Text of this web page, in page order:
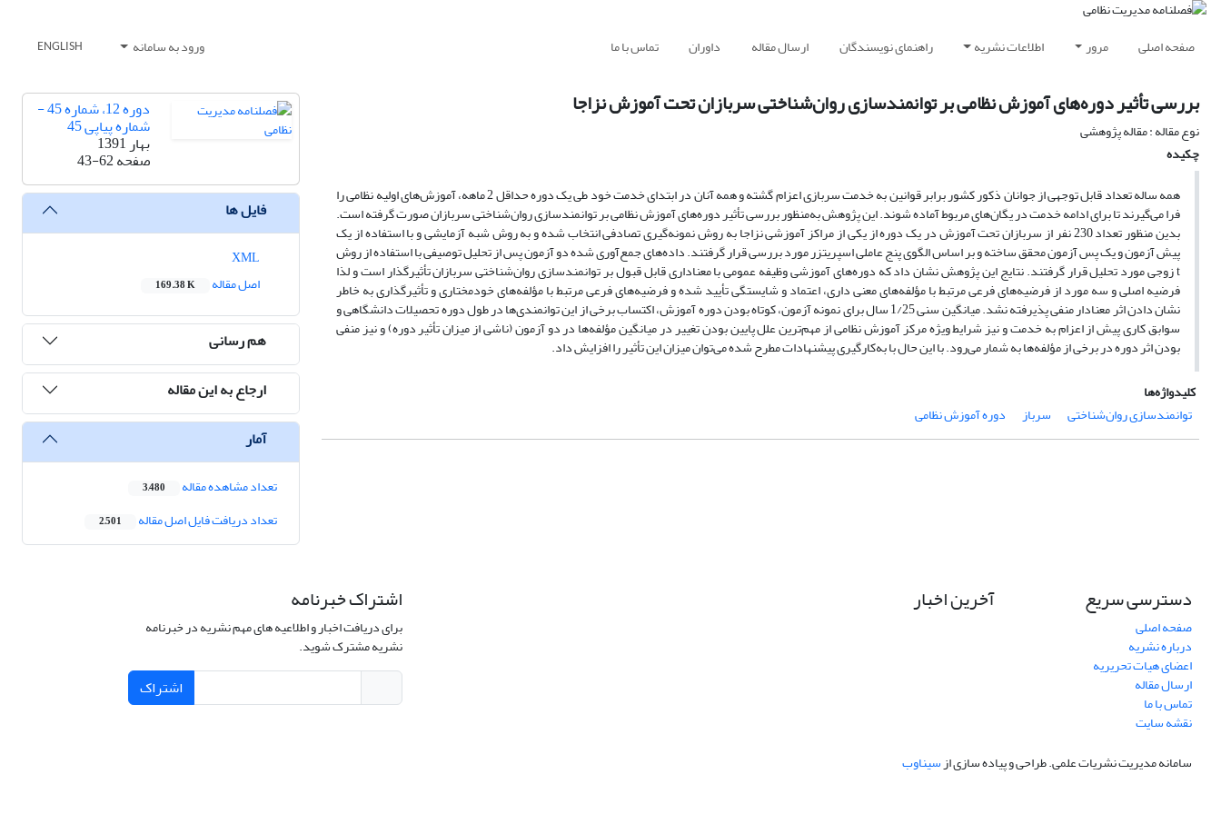
صفحه اصلی مرور اطلاعات نشریه راهنمای نویسندگان ارسال مقاله داوران تماس با ما ورود به سامانه ENGLISH
بررسی تأثیر دوره‌های آموزش نظامی بر توانمندسازی روان‌شناختی سربازان تحت آموزش نزاجا
نوع مقاله : مقاله پژوهشی
چکیده
همه ساله تعداد قابل توجهی از جوانان ذکور کشور برابر قوانین به خدمت سربازی اعزام گشته و همه آنان در ابتدای خدمت خود طی یک دوره حداقل 2 ماهه، آموزش‌های اولیه نظامی را
فرا می‌گیرند تا برای ادامه خدمت در یگان‌های مربوط آماده شوند. این پژوهش به‌منظور بررسی تأثیر دوره‌های آموزش نظامی بر توانمندسازی روان‌شناختی سربازان صورت گرفته است.
بدین منظور تعداد 230 نفر از سربازان تحت آموزش در یک دوره از یکی از مراکز آموزشی نزاجا به روش نمونه‌گیری تصادفی انتخاب شده و به روش شبه آزمایشی و با استفاده از یک
پیش آزمون و یک پس آزمون محقق ساخته و بر اساس الگوی پنج عاملی اسپریتزر مورد بررسی قرار گرفتند. داده‌های جمع‌آوری شده دو آزمون پس از تحلیل توصیفی با استفاده از روش
t زوجی مورد تحلیل قرار گرفتند. نتایج این پژوهش نشان داد که دوره‌های آموزشی وظیفه عمومی با معناداری قابل قبول بر توانمندسازی روان‌شناختی سربازان تأثیرگذار است و لذا
فرضیه اصلی و سه مورد از فرضیه‌های فرعی مرتبط با مؤلفه‌های معنی داری، اعتماد و شایستگی تأیید شده و فرضیه‌های فرعی مرتبط با مؤلفه‌های خودمختاری و تأثیرگذاری به خاطر
نشان دادن اثر معنادار منفی پذیرفته نشد. میانگین سنی 1/25 سال برای نمونه آزمون، کوتاه بودن دوره آموزش، اکتساب برخی از این توانمندی‌ها در طول دوره تحصیلات دانشگاهی و
سوابق کاری پیش از اعزام به خدمت و نیز شرایط ویژه مرکز آموزش نظامی از مهم‌ترین علل پایین بودن تغییر در میانگین مؤلفه‌ها در دو آزمون (ناشی از میزان تأثیر دوره) و نیز منفی
بودن اثر دوره در برخی از مؤلفه‌ها به شمار می‌رود. با این حال با به‌کار‌گیری پیشنهادات مطرح شده می‌توان میزان این تأثیر را افزایش داد.
کلیدواژه‌ها
توانمندسازی روان‌شناختی
سرباز دوره آموزش نظامی
دوره 12، شماره 45 -
شماره پیاپی 45
بهار 1391
صفحه43-62
فایل ها
اصل مقاله
169.38 K
هم رسانی
ارجاع به این مقاله
آمار
تعداد مشاهده مقاله 3,480
تعداد دریافت فایل اصل مقاله 2,501
دسترسی سریع
صفحه اصلی
درباره نشریه
اعضای هیات تحریریه
ارسال مقاله
تماس با ما
نقشه سایت
آخرین اخبار اشتراک خبرنامه
برای دریافت اخبار و اطلاعیه های مهم نشریه در خبرنامه
نشریه مشترک شوید.
اشتراک
سامانه مدیریت نشریات علمی.طراحی و پیاده سازی ازسیناوب